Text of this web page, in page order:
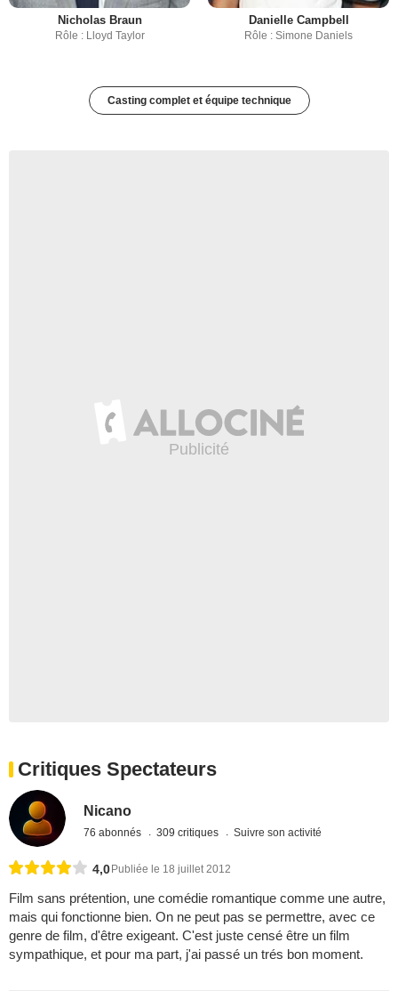
Nicholas Braun
Rôle : Lloyd Taylor
Danielle Campbell
Rôle : Simone Daniels
Casting complet et équipe technique
Critiques Spectateurs
Nicano
76 abonnés 309 critiques Suivre son activité
4,0 Publiée le 18 juillet 2012
Film sans prétention, une comédie romantique comme une autre,
mais qui fonctionne bien. On ne peut pas se permettre, avec ce
genre de film, d'être exigeant. C'est juste censé être un film
sympathique, et pour ma part, j'ai passé un trés bon moment.